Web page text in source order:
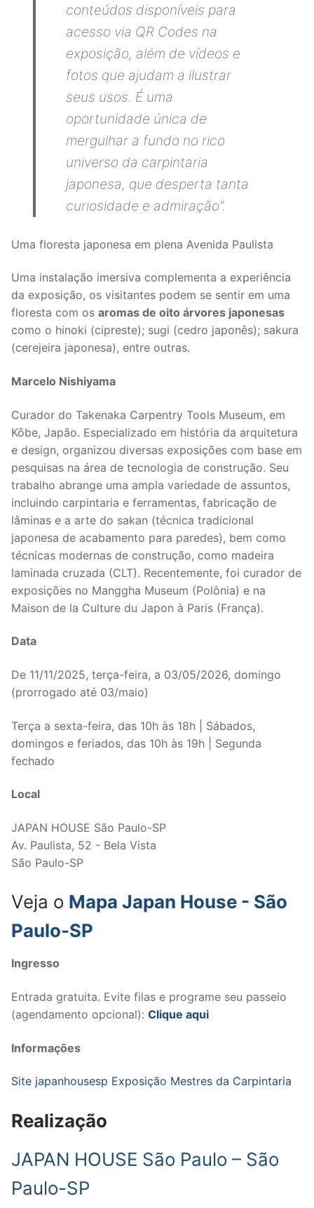
conteúdos disponíveis para
acesso via QR Codes na
exposição, além de vídeos e
fotos que ajudam a ilustrar
seus usos. É uma
oportunidade única de
mergulhar a fundo no rico
universo da carpintaria
japonesa, que desperta tanta
curiosidade e admiração”.
Uma floresta japonesa em plena Avenida Paulista
Uma instalação imersiva complementa a experiência
da exposição, os visitantes podem se sentir em uma
floresta com os aromas de oito árvores japonesas
como o hinoki (cipreste); sugi (cedro japonês); sakura
(cerejeira japonesa), entre outras.
Marcelo Nishiyama
Curador do Takenaka Carpentry Tools Museum, em
Kōbe, Japão. Especializado em história da arquitetura
e design, organizou diversas exposições com base em
pesquisas na área de tecnologia de construção. Seu
trabalho abrange uma ampla variedade de assuntos,
incluindo carpintaria e ferramentas, fabricação de
lâminas e a arte do sakan (técnica tradicional
japonesa de acabamento para paredes), bem como
técnicas modernas de construção, como madeira
laminada cruzada (CLT). Recentemente, foi curador de
exposições no Manggha Museum (Polônia) e na
Maison de la Culture du Japon à Paris (França).
Data
De 11/11/2025, terça-feira, a 03/05/2026, domingo
(prorrogado até 03/maio)
Terça a sexta-feira, das 10h às 18h | Sábados,
domingos e feriados, das 10h às 19h | Segunda
fechado
Local
JAPAN HOUSE São Paulo-SP
Av. Paulista, 52 - Bela Vista
São Paulo-SP
Veja o Mapa Japan House - São
Paulo-SP
Ingresso
Entrada gratuita. Evite filas e programe seu passeio
(agendamento opcional): Clique aqui
Informações
Site japanhousesp Exposição Mestres da Carpintaria
Realização
JAPAN HOUSE São Paulo – São
Paulo-SP